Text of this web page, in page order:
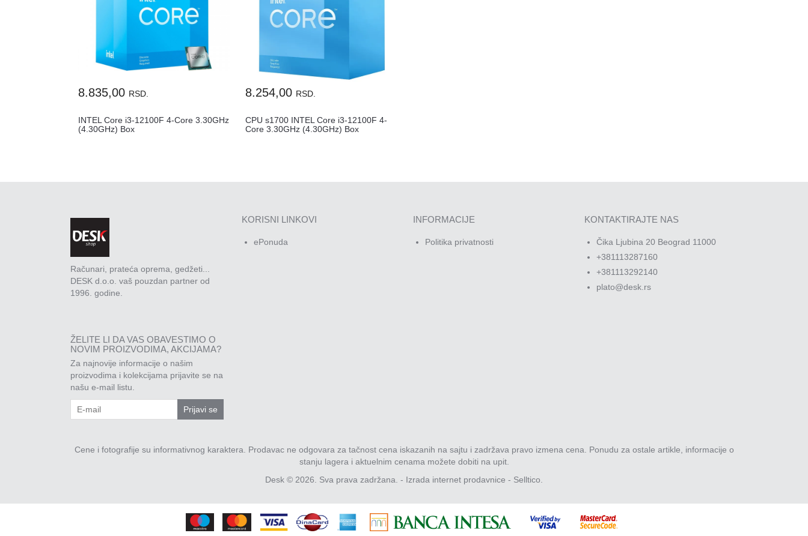
8.835,00 RSD.
INTEL Core i3-12100F 4-Core 3.30GHz
(4.30GHz) Box
8.254,00 RSD.
CPU s1700 INTEL Core i3-12100F 4-
Core 3.30GHz (4.30GHz) Box
Računari, prateća oprema, gedžeti...
DESK d.o.o. vaš pouzdan partner od
1996. godine.
KORISNI LINKOVI
ePonuda
INFORMACIJE
Politika privatnosti
KONTAKTIRAJTE NAS
Čika Ljubina 20 Beograd 11000
+381113287160
+381113292140
plato@desk.rs
ŽELITE LI DA VAS OBAVESTIMO O
NOVIM PROIZVODIMA, AKCIJAMA?
Za najnovije informacije o našim
proizvodima i kolekcijama prijavite se na
našu e-mail listu.
Prijavi se
Cene i fotografije su informativnog karaktera. Prodavac ne odgovara za tačnost cena iskazanih na sajtu i zadržava pravo izmena cena. Ponudu za ostale artikle, informacije o
stanju lagera i aktuelnim cenama možete dobiti na upit.
Desk © 2026. Sva prava zadržana. - Izrada internet prodavnice - Selltico.